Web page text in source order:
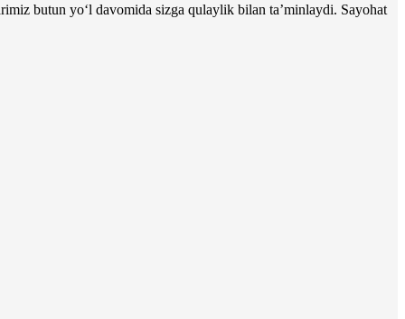
butun yo‘l davomida sizga qulaylik bilan ta’minlaydi. Sayohat